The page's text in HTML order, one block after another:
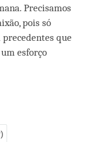
Precisamos
pois só
que
esforço